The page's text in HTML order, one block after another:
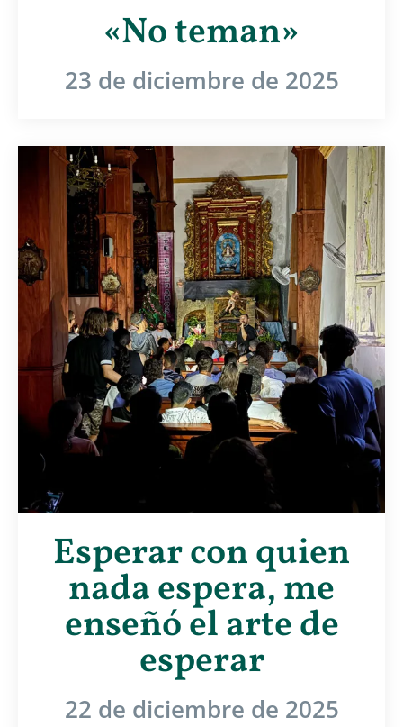
«No teman»
23 de diciembre de 2025
Esperar con quien
nada espera, me
enseñó el arte de
esperar
22 de diciembre de 2025